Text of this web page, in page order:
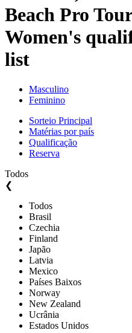
Beach Pro
Women's
list
Masculino
Feminino
Sorteio Principal
Matérias por país
Qualificação
Reserva
Todos
❮
Todos
Brasil
Czechia
Finland
Japão
Latvia
Mexico
Países Baixos
Norway
New Zealand
Ucrânia
Estados Unidos